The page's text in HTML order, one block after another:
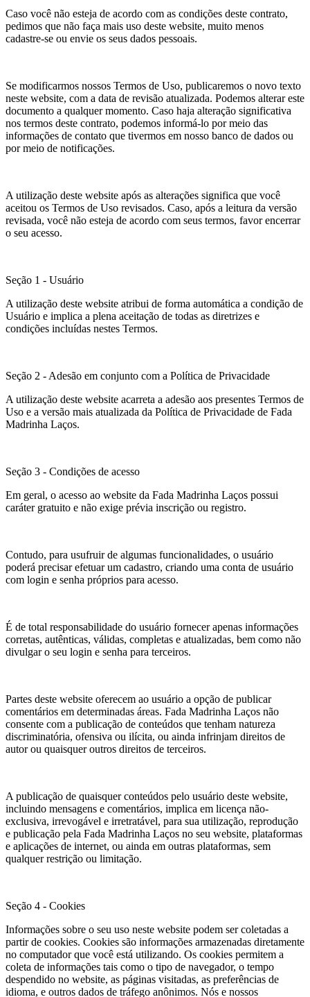
Caso você não esteja de acordo com as condições deste contrato,
pedimos que não faça mais uso deste website, muito menos
cadastre-se ou envie os seus dados pessoais.
Se modificarmos nossos Termos de Uso, publicaremos o novo texto
neste website, com a data de revisão atualizada. Podemos alterar este
documento a qualquer momento. Caso haja alteração significativa
nos termos deste contrato, podemos informá-lo por meio das
informações de contato que tivermos em nosso banco de dados ou
por meio de notificações.
A utilização deste website após as alterações significa que você
aceitou os Termos de Uso revisados. Caso, após a leitura da versão
revisada, você não esteja de acordo com seus termos, favor encerrar
o seu acesso.
Seção 1 - Usuário
A utilização deste website atribui de forma automática a condição de
Usuário e implica a plena aceitação de todas as diretrizes e
condições incluídas nestes Termos.
Seção 2 - Adesão em conjunto com a Política de Privacidade
A utilização deste website acarreta a adesão aos presentes Termos de
Uso e a versão mais atualizada da Política de Privacidade de Fada
Madrinha Laços.
Seção 3 - Condições de acesso
Em geral, o acesso ao website da Fada Madrinha Laços possui
caráter gratuito e não exige prévia inscrição ou registro.
Contudo, para usufruir de algumas funcionalidades, o usuário
poderá precisar efetuar um cadastro, criando uma conta de usuário
com login e senha próprios para acesso.
É de total responsabilidade do usuário fornecer apenas informações
corretas, autênticas, válidas, completas e atualizadas, bem como não
divulgar o seu login e senha para terceiros.
Partes deste website oferecem ao usuário a opção de publicar
comentários em determinadas áreas. Fada Madrinha Laços não
consente com a publicação de conteúdos que tenham natureza
discriminatória, ofensiva ou ilícita, ou ainda infrinjam direitos de
autor ou quaisquer outros direitos de terceiros.
A publicação de quaisquer conteúdos pelo usuário deste website,
incluindo mensagens e comentários, implica em licença não-
exclusiva, irrevogável e irretratável, para sua utilização, reprodução
e publicação pela Fada Madrinha Laços no seu website, plataformas
e aplicações de internet, ou ainda em outras plataformas, sem
qualquer restrição ou limitação.
Seção 4 - Cookies
Informações sobre o seu uso neste website podem ser coletadas a
partir de cookies. Cookies são informações armazenadas diretamente
no computador que você está utilizando. Os cookies permitem a
coleta de informações tais como o tipo de navegador, o tempo
despendido no website, as páginas visitadas, as preferências de
idioma, e outros dados de tráfego anônimos. Nós e nossos